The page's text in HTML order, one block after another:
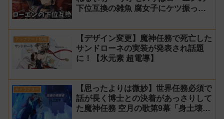
下位互換の雑魚 腐女子にケツ振って
アップデート情報
【デザイン変更】魔神任務で死亡した
サンドローネの実装が発表され話題
に！【氷元素 超電導】
キャラクター
【思ったよりは微妙】世界任務必須で
話が長く博士との決着があっさりして
た魔神任務 空月の歌第9幕「身土壊